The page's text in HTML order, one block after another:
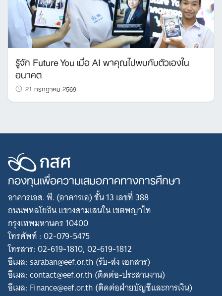
รู้จัก Future You เมื่อ AI พาคุณไปพบกับตัวเองใน
อนาคต
21 กรกฎาคม 2569
กองทุนเพื่อความเสมอภาคทางการศึกษา
อาคารเอส. พี. (อาคารเอ) ชั้น 13 เลขที่ 388
ถนนพหลโยธิน แขวงสามเสนใน เขตพญาไท
กรุงเทพมหานคร 10400
โทรศัพท์ : 02-079-5475
โทรสาร: 02-619-1810, 02-619-1812
อีเมล: saraban@eef.or.th (รับ-ส่ง เอกสาร)
อีเมล: contact@eef.or.th (ติดต่อ-ประสานงาน)
อีเมล: Finance@eef.or.th (ติดต่อฝ่ายบัญชีและการเงิน)